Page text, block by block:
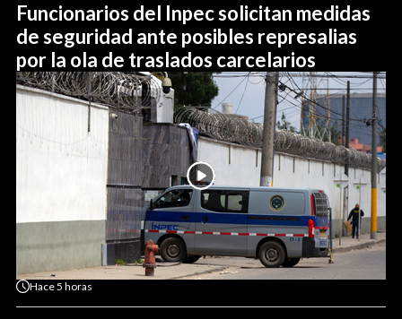
Funcionarios del Inpec solicitan medidas
de seguridad ante posibles represalias
por la ola de traslados carcelarios
Hace5 horas